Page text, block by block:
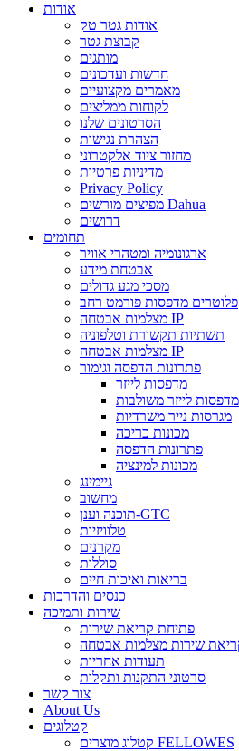
אודות
אודות גטר טק
קבוצת גטר
מותגים
חדשות ועדכונים
מאמרים מקצועיים
לקוחות ממליצים
הסרטונים שלנו
הצהרת נגישות
מחזור ציוד אלקטרוני
מדיניות פרטיות
Privacy Policy
מפיצים מורשים Dahua
דרושים
תחומים
ארגונומיה ומטהרי אוויר
אבטחת מידע
מסכי מגע גדולים
פלוטרים מדפסות פורמט רחב
מצלמות אבטחה IP
תשתיות תקשורת וטלפוניה
מצלמות אבטחה IP
פתרונות הדפסה וגימור
מדפסות לייזר
מגרסות נייר משרדיות
מכונות כריכה
פתרונות הדפסה
מכונות למינציה
גיימינג
מחשוב
תוכנה וענן-GTC
טלוויזיות
מקרנים
סוללות
בריאות ואיכות חיים
כנסים והדרכות
שירות ותמיכה
פתיחת קריאת שירות
תעודות אחריות
סרטוני התקנות ותקלות
צור קשר
About Us
קטלוגים
קטלוג מוצרים FELLOWES